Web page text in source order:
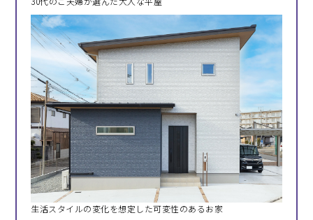
生活スタイルの変化を想定した可変性のあるお家